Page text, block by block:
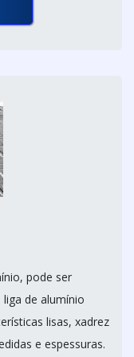
pode ser
de alumínio
lisas, xadrez
e espessuras.